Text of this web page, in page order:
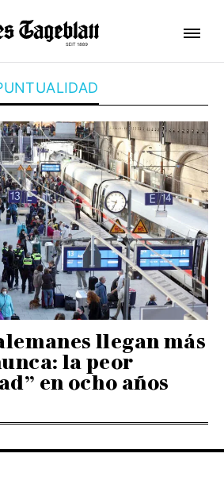
llegan más
la peor
en ocho años